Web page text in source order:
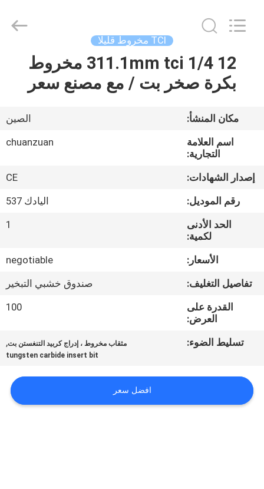
مسكن
معلومات
جولة
مراقبة
الجودة
أخبار
Copyright
Equipment
Manufacturing
TCI مخروط قليلا
12 1/4 311.1mm tci مخروط
بكرة صخر بت / مع مصنع سعر
مكان المنشأ:
الصين
اسم العلامة
التجارية:
chuanzuan
إصدار الشهادات:
CE
رقم الموديل:
اليادك 537
الحد الأدنى
لكمية:
1
الأسعار:
negotiable
تفاصيل التغليف:
صندوق خشبي التبخير
القدرة على
العرض:
100
تسليط الضوء: مثقاب مخروط ، إدراج كربيد التنغستن بت,
tungsten carbide insert bit
افضل سعر